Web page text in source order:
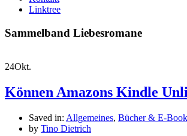
Linktree
Sammelband Liebesromane
24Okt.
Können Amazons Kindle
Saved in: Allgemeines, Bücher & E-
by Tino Dietrich